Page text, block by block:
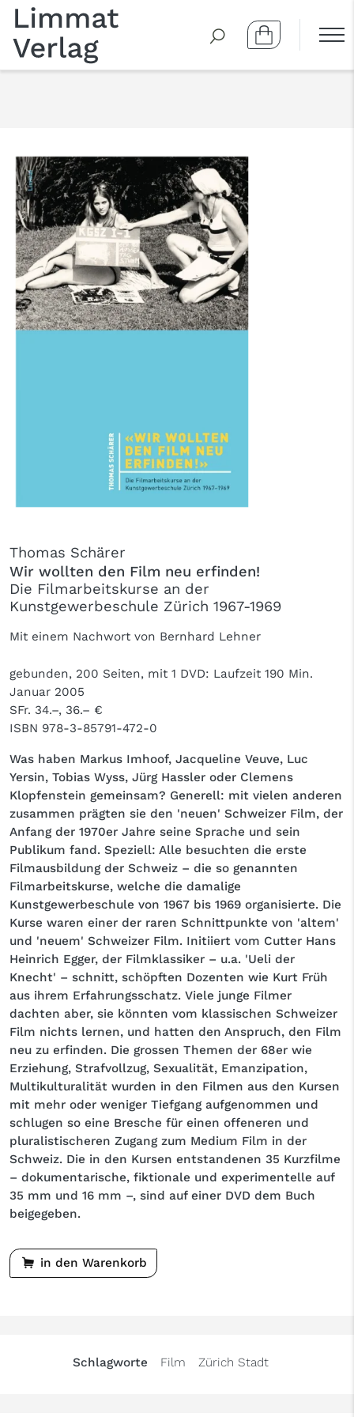
Thomas Schärer
Wir wollten den Film neu erfinden!
Die Filmarbeitskurse an der
Kunstgewerbeschule Zürich 1967-1969
Mit einem Nachwort von Bernhard Lehner
gebunden, 200 Seiten, mit 1 DVD: Laufzeit 190 Min.
Januar 2005
SFr. 34.–, 36.– €
ISBN 978-3-85791-472-0
Was haben Markus Imhoof, Jacqueline Veuve, Luc
Yersin, Tobias Wyss, Jürg Hassler oder Clemens
Klopfenstein gemeinsam? Generell: mit vielen anderen
zusammen prägten sie den 'neuen' Schweizer Film, der
Anfang der 1970er Jahre seine Sprache und sein
Publikum fand. Speziell: Alle besuchten die erste
Filmausbildung der Schweiz – die so genannten
Filmarbeitskurse, welche die damalige
Kunstgewerbeschule von 1967 bis 1969 organisierte. Die
Kurse waren einer der raren Schnittpunkte von 'altem'
und 'neuem' Schweizer Film. Initiiert vom Cutter Hans
Heinrich Egger, der Filmklassiker – u.a. 'Ueli der
Knecht' – schnitt, schöpften Dozenten wie Kurt Früh
aus ihrem Erfahrungsschatz. Viele junge Filmer
dachten aber, sie könnten vom klassischen Schweizer
Film nichts lernen, und hatten den Anspruch, den Film
neu zu erfinden. Die grossen Themen der 68er wie
Erziehung, Strafvollzug, Sexualität, Emanzipation,
Multikulturalität wurden in den Filmen aus den Kursen
mit mehr oder weniger Tiefgang aufgenommen und
schlugen so eine Bresche für einen offeneren und
pluralistischeren Zugang zum Medium Film in der
Schweiz. Die in den Kursen entstandenen 35 Kurzfilme
– dokumentarische, fiktionale und experimentelle auf
35 mm und 16 mm –, sind auf einer DVD dem Buch
beigegeben.
in den Warenkorb
Schlagworte Film Zürich Stadt